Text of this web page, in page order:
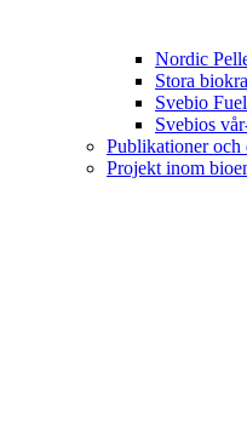
Nordic
Stora
Svebio
Svebios
Publikationer och
Projekt inom